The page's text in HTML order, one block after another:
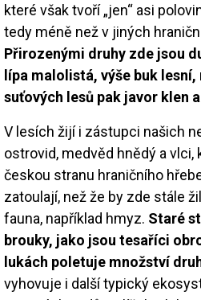
které však tvoří „jen“ asi
tedy méně než v jiných
Přirozenými druhy zde jsou
lípa malolistá, výše buk
suťových lesů pak javor klen
V lesích žijí i zástupci našich
ostrovid, medvěd hnědý a vlci,
českou stranu hraničního
zatoulají, než že by zde stále
fauna, například hmyz. Staré
brouky, jako jsou tesaříci
lukách poletuje množství
vyhovuje i další typický